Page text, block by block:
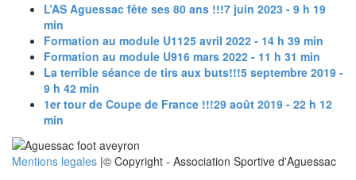
L’AS Aguessac fête ses 80 ans !!!7 juin 2023 - 9 h 19
min
Formation au module U1125 avril 2022 - 14 h 39 min
Formation au module U916 mars 2022 - 11 h 31 min
La terrible séance de tirs aux buts!!!5 septembre 2019 -
9 h 42 min
1er tour de Coupe de France !!!29 août 2019 - 22 h 12
min
Mentions legales |© Copyright - Association Sportive d'Aguessac